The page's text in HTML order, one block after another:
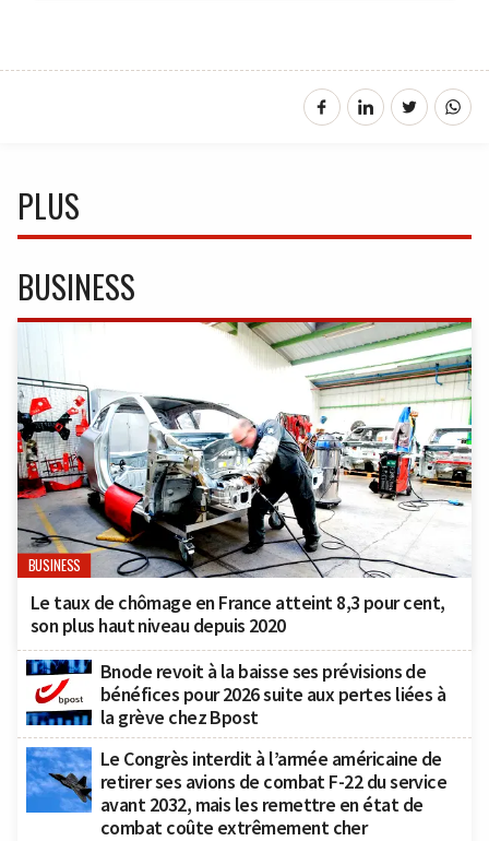
PLUS
BUSINESS
BUSINESS
Le taux de chômage en France atteint 8,3 pour cent,
son plus haut niveau depuis 2020
Bnode revoit à la baisse ses prévisions de
bénéfices pour 2026 suite aux pertes liées à
la grève chez Bpost
Le Congrès interdit à l’armée américaine de
retirer ses avions de combat F-22 du service
avant 2032, mais les remettre en état de
combat coûte extrêmement cher